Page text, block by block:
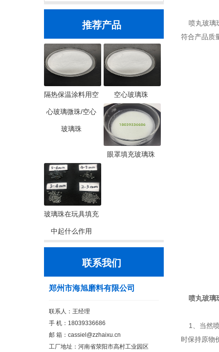
推荐产品
隔热保温涂料用空
心玻璃微珠/空心
玻璃珠
空心玻璃珠
眼罩填充玻璃珠
玻璃珠在玩具填充
中起什么作用
联系我们
郑州市海旭磨料有限公司
联系人：王经理
手 机：18039336686
邮 箱： cassiel@zzhaixu.cn
工厂地址：河南省荥阳市高村工业园区
喷丸玻璃
符合产品质
喷丸玻璃
1、当然喷
时保持原物